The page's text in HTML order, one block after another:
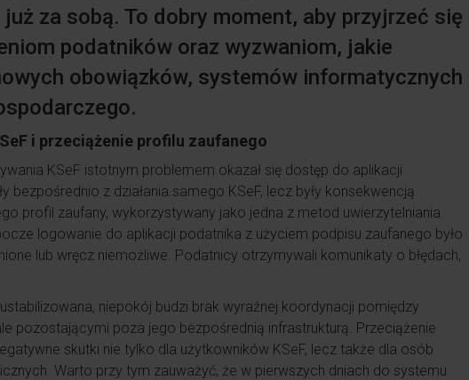
za sobą. To dobry moment, aby przyjrzeć się
podatników oraz wyzwaniom, jakie
obowiązków, systemów informatycznych
i przeciążenie profilu zaufanego
KSeF istotnym problemem okazał się dostęp do aplikacji
bezpośrednio z działania samego KSeF, lecz były konsekwencją
profil zaufany, wykorzystywany jako jedna z metod uwierzytelniania.
logowanie do aplikacji podatnika z użyciem podpisu zaufanego było
lub wręcz niemożliwe. Podatnicy otrzymywali komunikaty o błędach,
niepokój budzi brak wyraźnej koordynacji pomiędzy
pozostającymi poza jego bezpośrednią infrastrukturą. Przeciążenie
skutki nie tylko dla użytkowników KSeF, lecz także dla osób
Warto przy tym zauważyć, że w pierwszych dniach do systemu